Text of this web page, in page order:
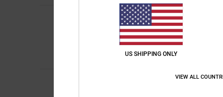
JUANJO
Soddisfazione delle
Mostra originale -
Comfort
Consiglio
US SHIPPING ONLY
VIEW ALL